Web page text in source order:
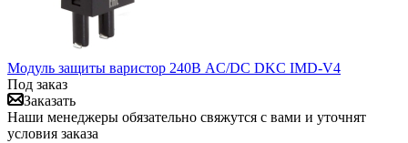
Модуль защиты варистор 240В AC/DC DKC IMD-V4
Под заказ
Заказать
Наши менеджеры обязательно свяжутся с вами и уточнят
условия заказа